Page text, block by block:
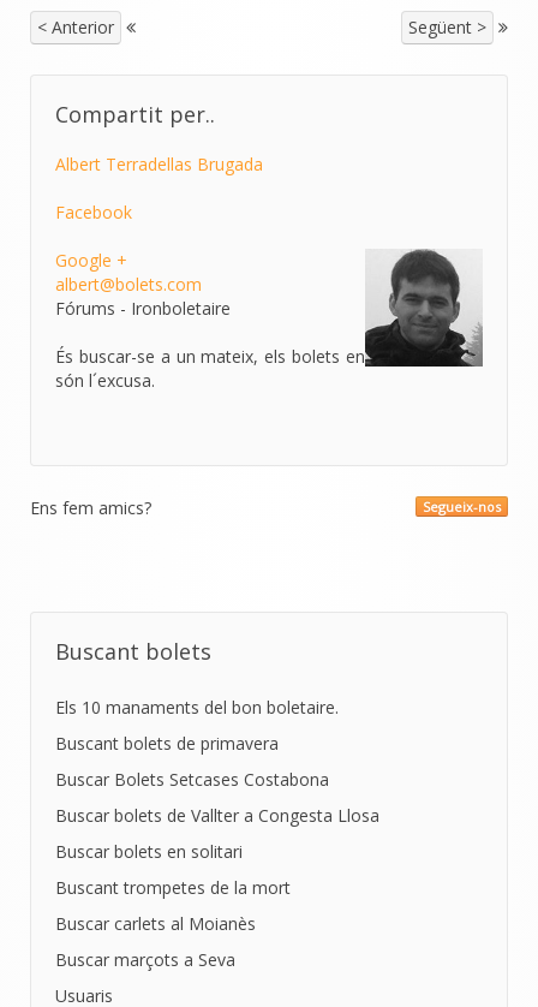
< Anterior Següent >
Compartit per..
Albert Terradellas Brugada
Facebook
Google +
albert@bolets.com
Fórums - Ironboletaire
És buscar-se a un mateix, els bolets en
són l´excusa.
Segueix-nos
Ens fem amics?
Buscant bolets
Els 10 manaments del bon boletaire.
Buscant bolets de primavera
Buscar Bolets Setcases Costabona
Buscar bolets de Vallter a Congesta Llosa
Buscar bolets en solitari
Buscant trompetes de la mort
Buscar carlets al Moianès
Buscar marçots a Seva
Usuaris